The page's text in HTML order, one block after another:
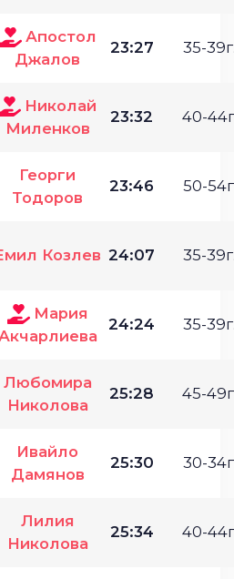
Апостол
Джалов
23:27 35-
Николай
Миленков
23:32 40-
Георги
Тодоров
23:46 50-
Козлев 24:07 35-
Мария
24:24 35-
Любомира
Николова
25:28 45-
Ивайло
Дамянов
25:30 30-
Лилия
Николова
25:34 40-